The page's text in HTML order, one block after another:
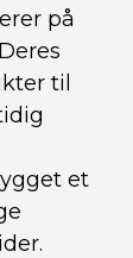
på
til
et